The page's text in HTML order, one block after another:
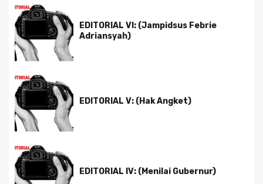
EDITORIAL VI: (Jampidsus Febrie
Adriansyah)
EDITORIAL V: (Hak Angket)
EDITORIAL IV: (Menilai Gubernur)